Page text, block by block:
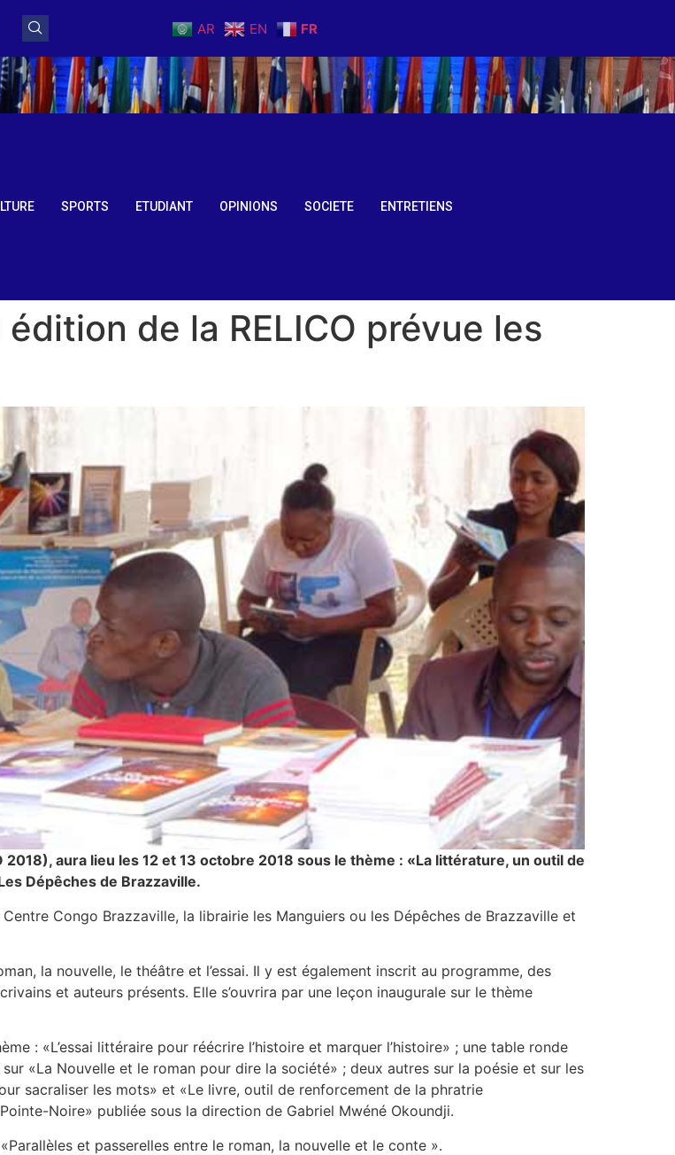
AR EN FR
SPORTS ETUDIANT OPINIONS SOCIETE ENTRETIENS
de la RELICO prévue les
aura lieu les 12 et 13 octobre 2018 sous le thème : «La littérature, un outil de
Dépêches de Brazzaville.
Congo Brazzaville, la librairie les Manguiers ou les Dépêches de Brazzaville et
la nouvelle, le théâtre et l’essai. Il y est également inscrit au programme, des
et auteurs présents. Elle s’ouvrira par une leçon inaugurale sur le thème
: «L’essai littéraire pour réécrire l’histoire et marquer l’histoire» ; une table ronde
«La Nouvelle et le roman pour dire la société» ; deux autres sur la poésie et sur les
sacraliser les mots» et «Le livre, outil de renforcement de la phratrie
Noire» publiée sous la direction de Gabriel Mwéné Okoundji.
et passerelles entre le roman, la nouvelle et le conte ».